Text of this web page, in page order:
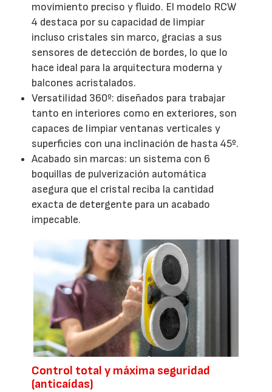
movimiento preciso y fluido. El modelo RCW
4 destaca por su capacidad de limpiar
incluso cristales sin marco, gracias a sus
sensores de detección de bordes, lo que lo
hace ideal para la arquitectura moderna y
balcones acristalados.
Versatilidad 360º: diseñados para trabajar
tanto en interiores como en exteriores, son
capaces de limpiar ventanas verticales y
superficies con una inclinación de hasta 45º.
Acabado sin marcas: un sistema con 6
boquillas de pulverización automática
asegura que el cristal reciba la cantidad
exacta de detergente para un acabado
impecable.
Control total y máxima seguridad
(anticaídas)